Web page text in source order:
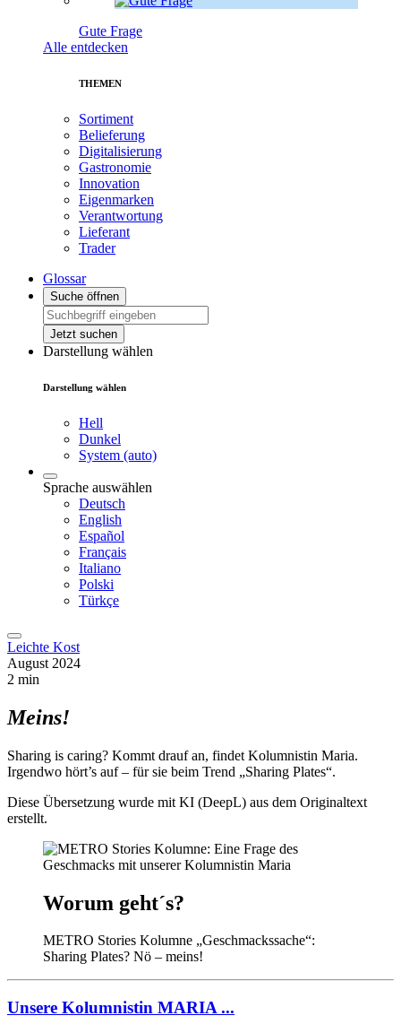
Gute Frage
Alle entdecken
THEMEN
Sortiment
Belieferung
Digitalisierung
Gastronomie
Innovation
Eigenmarken
Verantwortung
Lieferant
Trader
Glossar
Suche öffnen
Jetzt suchen
Darstellung wählen
Darstellung wählen
Hell
Dunkel
System (auto)
Sprache auswählen
Deutsch
English
Español
Français
Italiano
Polski
Türkçe
Leichte Kost
August 2024
2 min
Meins!
Sharing is caring? Kommt drauf an, findet Kolumnistin Maria.
Irgendwo hört’s auf – für sie beim Trend „Sharing Plates“.
Diese Übersetzung wurde mit KI (DeepL) aus dem Originaltext
erstellt.
Worum geht´s?
METRO Stories Kolumne „Geschmackssache“:
Sharing Plates? Nö – meins!
Unsere Kolumnistin MARIA ...